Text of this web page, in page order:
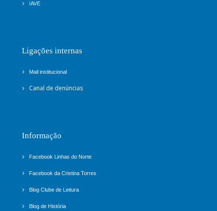
IAVE
Ligações internas
Mail institucional
Canal de denúncias
Informação
Facebook Linhas do Norte
Facebook da Cristina Torres
Blog Clube de Leitura
Blog de História